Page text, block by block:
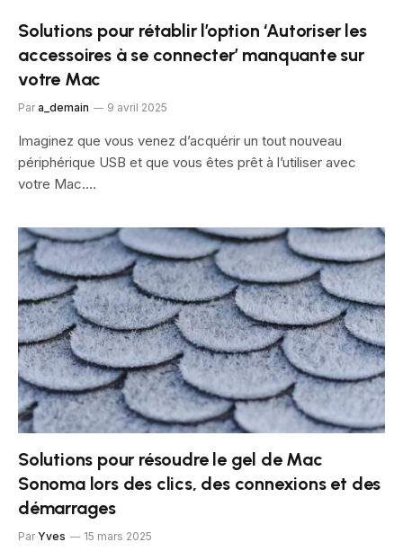
Solutions pour rétablir l’option ‘Autoriser les
accessoires à se connecter’ manquante sur
votre Mac
Par a_demain 9 avril 2025
Imaginez que vous venez d’acquérir un tout nouveau
périphérique USB et que vous êtes prêt à l’utiliser avec
votre Mac.…
Solutions pour résoudre le gel de Mac
Sonoma lors des clics, des connexions et des
démarrages
Par Yves 15 mars 2025